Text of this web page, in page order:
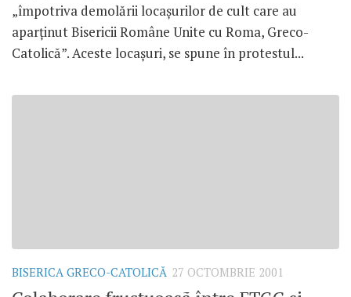
„împotriva demolării locaşurilor de cult care au
aparţinut Bisericii Române Unite cu Roma, Greco-
Catolică”. Aceste locaşuri, se spune în protestul...
BISERICA GRECO-CATOLICĂ 27 OCTOMBRIE 2001